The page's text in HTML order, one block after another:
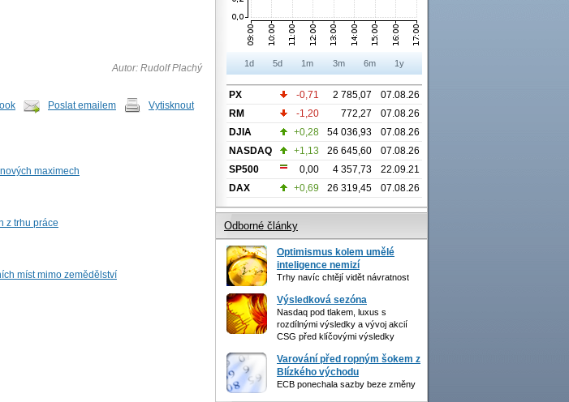
Autor: Rudolf Plachý
Poslat emailem Vytisknout
maximech
z trhu práce
míst mimo zemědělství
1d 5d 1m 3m 6m 1y
PX -0,71 2 785,07
07.08.26
RM
-1,20 772,27
07.08.26
DJIA
+0,28 54 036,93
07.08.26
NASDAQ
+1,13 26 645,60
07.08.26
SP500
0,00 4 357,73
22.09.21
DAX
+0,69 26 319,45 07.08.26
Odborné články
Optimismus kolem umělé
inteligence nemizí
Trhy navíc chtějí vidět návratnost
Výsledková sezóna
Nasdaq pod tlakem, luxus s
rozdílnými výsledky a vývoj akcií
CSG před klíčovými výsledky
Varování před ropným šokem z
Blízkého východu
ECB ponechala sazby beze změny